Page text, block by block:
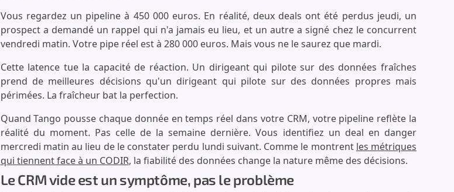
Vous regardez un pipeline à 450 000 euros. En réalité, deux deals ont été perdus jeudi, un
prospect a demandé un rappel qui n'a jamais eu lieu, et un autre a signé chez le concurrent
vendredi matin. Votre pipe réel est à 280 000 euros. Mais vous ne le saurez que mardi.
Cette latence tue la capacité de réaction. Un dirigeant qui pilote sur des données fraîches
prend de meilleures décisions qu'un dirigeant qui pilote sur des données propres mais
périmées. La fraîcheur bat la perfection.
Quand Tango pousse chaque donnée en temps réel dans votre CRM, votre pipeline reflète la
réalité du moment. Pas celle de la semaine dernière. Vous identifiez un deal en danger
mercredi matin au lieu de le constater perdu lundi suivant. Comme le montrent les métriques
qui tiennent face à un CODIR, la fiabilité des données change la nature même des décisions.
Le CRM vide est un symptôme, pas le problème